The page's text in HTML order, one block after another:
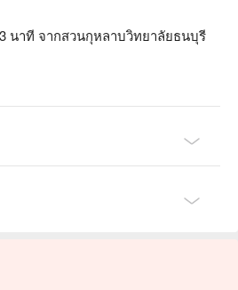
นาที จากสวนกุหลาบวิทยาลัยธนบุรี